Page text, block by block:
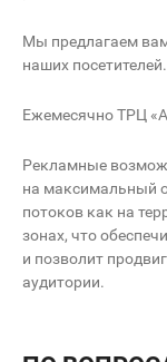
Мы предлагаем
наших посетителей.
Ежемесячно ТРЦ
Рекламные
на максимальный
потоков как на
зонах, что
и позволит
аудитории.